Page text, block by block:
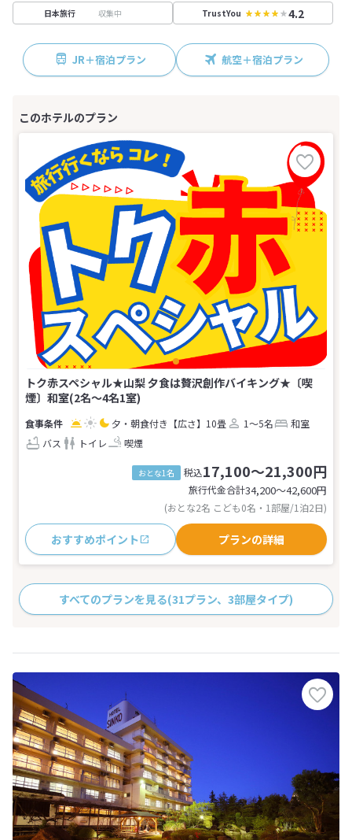
日本旅行 収集中 TrustYou 4.2
JR＋宿泊プラン 航空＋宿泊プラン
トク赤スペシャル★山梨 夕食は贅沢創作バイキング★〔喫
煙〕和室(2名～4名1室)
夕・朝食付き 【広さ】10畳 1～5名
和室
バス
トイレ 喫煙
おとな1名 税込17,100～21,300円
旅行代金合計34,200〜42,600円
(おとな2名 こども0名・1部屋/1泊2日)
おすすめポイント プランの詳細
すべてのプランを見る(31プラン、3部屋タイプ)